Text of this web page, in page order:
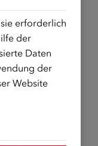
erforderlich
der
Daten
der
Website